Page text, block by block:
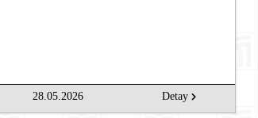
28.05.2026 Detay